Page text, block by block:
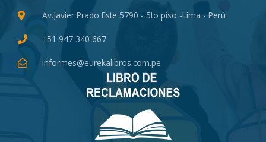
Av.Javier Prado Este 5790 - 5to piso -Lima - Perú
+51 947 340 667
informes@eurekalibros.com.pe